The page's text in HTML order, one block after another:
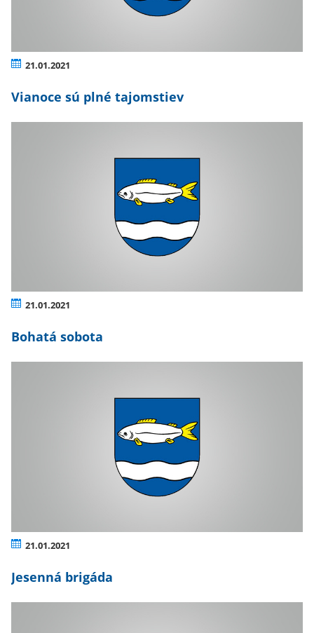
21.01.2021
Vianoce sú plné tajomstiev
21.01.2021
Bohatá sobota
21.01.2021
Jesenná brigáda